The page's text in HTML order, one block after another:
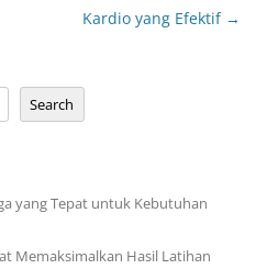
Kardio yang Efektif →
Search
yang Tepat untuk Kebutuhan
Memaksimalkan Hasil Latihan